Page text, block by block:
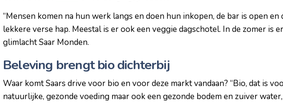
“Mensen komen na hun werk langs en doen hun inkopen, de bar is open
lekkere verse hap. Meestal is er ook een veggie dagschotel. In de zomer is
glimlacht Saar Monden.
Beleving brengt bio dichterbij
Waar komt Saars drive voor bio en voor deze markt vandaan? “Bio, dat is
natuurlijke, gezonde voeding maar ook een gezonde bodem en zuiver